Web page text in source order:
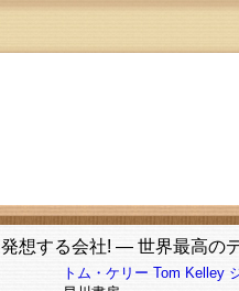
発想する会社! ― 世界最高の
トム・ケリー Tom Kelley